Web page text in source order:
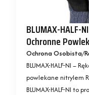
BLUMAX-HALF-
Ochronne
Ochrona Osobista
BLUMAX-HALF-NI –
powlekane nitrylem
BLUMAX-HALF-NI to